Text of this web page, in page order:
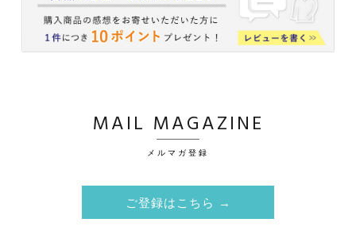
MAIL MAGAZINE
メルマガ登録
ご登録はこちら →